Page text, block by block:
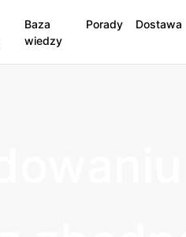
Baza
wiedzy
Porady Dostawa